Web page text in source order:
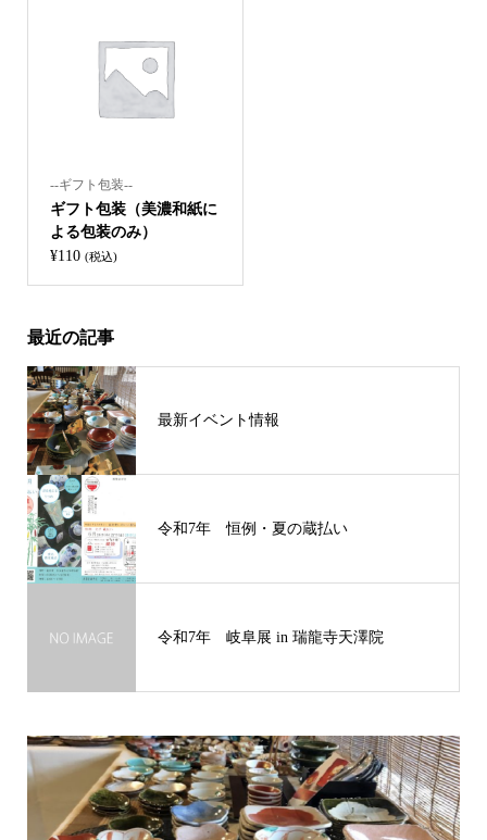
--ギフト包装--
ギフト包装（美濃和紙に
よる包装のみ）
¥110 (税込)
最近の記事
最新イベント情報
令和7年 恒例・夏の蔵払い
令和7年 岐阜展 in 瑞龍寺天澤院